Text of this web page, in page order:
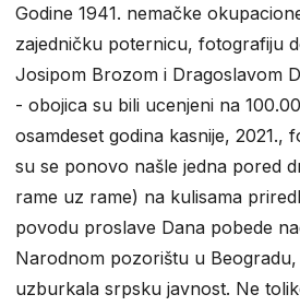
Godine 1941. nemačke
zajedničku poternicu, fotografiju
Josipom Brozom i Dragoslavom
- obojica su bili ucenjeni na
osamdeset godina kasnije, 2021.,
su se ponovo našle jedna pored
rame uz rame) na kulisama
povodu proslave Dana pobede
Narodnom pozorištu u
uzburkala srpsku javnost. Ne